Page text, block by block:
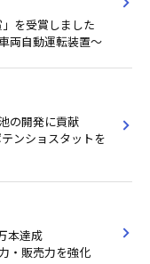
」を受賞しました
両自動運転装置～
の開発に貢献
ンショスタットを
本達成
・販売力を強化